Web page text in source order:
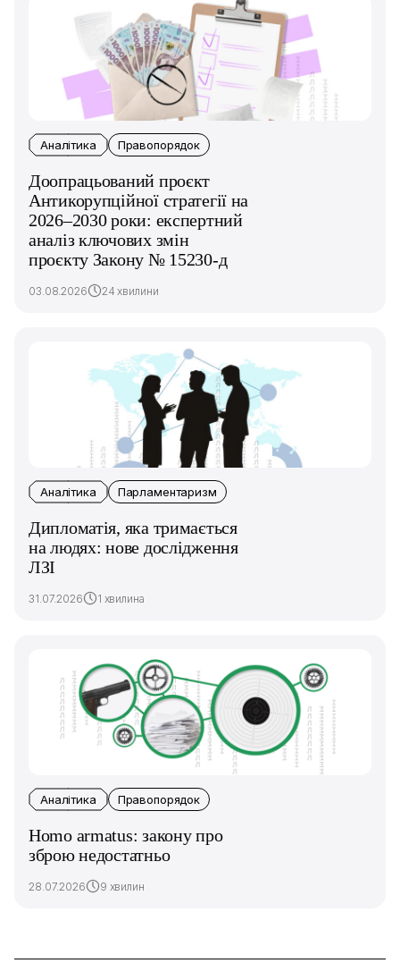
Аналітика Правопорядок
Доопрацьований проєкт
Антикорупційної стратегії на
2026–2030 роки: експертний
аналіз ключових змін
проєкту Закону № 15230-д
03.08.2026 24 хвилини
Аналітика Парламентаризм
Дипломатія, яка тримається
на людях: нове дослідження
ЛЗІ
31.07.2026 1 хвилина
Аналітика Правопорядок
Homo armatus: закону про
зброю недостатньо
28.07.2026 9 хвилин